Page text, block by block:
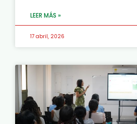
LEER MÁS »
17 abril, 2026